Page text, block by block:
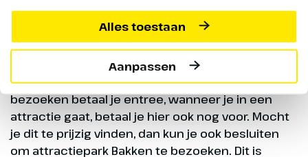
Alles toestaan
Aanpassen
avond en het valt mij meteen op dat het park een
heel andere uitstraling heeft dan overdag. Het
park is dan mooi verlicht en de perfecte plek voor
een romantische wandeling of een gezellig
drankje in een van de cafés. Om Tivoli te
bezoeken betaal je entree, wanneer je in een
attractie gaat, betaal je hier ook nog voor. Mocht
je dit te prijzig vinden, dan kun je ook besluiten
om attractiepark Bakken te bezoeken. Dit is